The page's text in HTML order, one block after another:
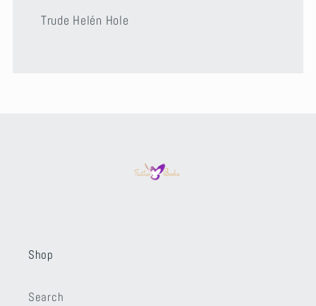
Trude Helén Hole
Shop
Search